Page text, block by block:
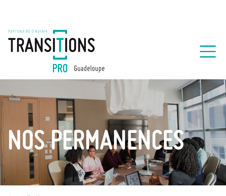
NOS PERMANENCES